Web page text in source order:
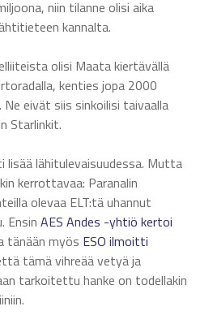
niin tilanne olisi aika
kannalta.
olisi Maata kiertävällä
kenties jopa 2000
eivät siis sinkoilisi taivaalla
Starlinkit.
lisää lähitulevaisuudessa. Mutta
kerrottavaa: Paranalin
olevaa ELT:tä uhannut
Ensin AES Andes -yhtiö kertoi
tänään myös ESO ilmoitti
tämä vihreää vetyä ja
tarkoitettu hanke on todellakin